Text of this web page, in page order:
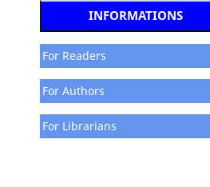
INFORMATIONS
For Readers
For Authors
For Librarians